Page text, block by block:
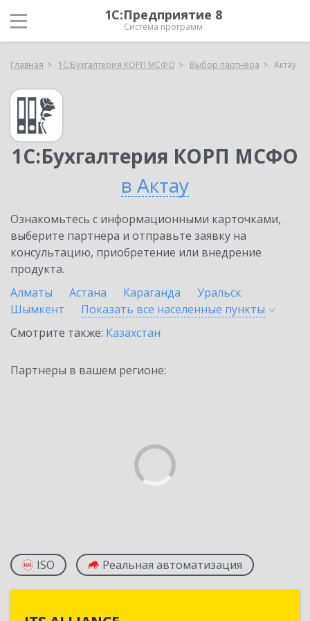
1С:Предприятие 8
Система программ
Главная 1С:Бухгалтерия КОРП МСФО Выбор партнёра Актау
1С:Бухгалтерия КОРП МСФО
в Актау
Ознакомьтесь с информационными карточками,
выберите партнёра и отправьте заявку на
консультацию, приобретение или внедрение
продукта.
Алматы
Астана Караганда
Уральск
Шымкент
Показать все населенные пункты
Смотрите также: Казахстан
Партнеры в вашем регионе:
ISO Реальная автоматизация